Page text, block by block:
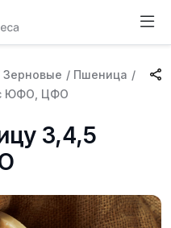
Зерновые / Пшеница /
ЮФО, ЦФО
3,4,5